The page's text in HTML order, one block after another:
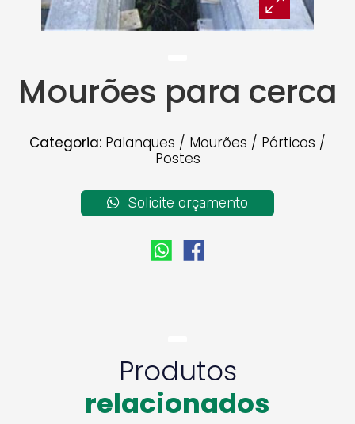
Mourões para cerca
Categoria: Palanques / Mourões / Pórticos /
Postes
Solicite orçamento
Produtos
relacionados